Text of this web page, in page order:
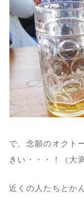
で、念願のオクト
きい・・・！（大
近くの人たちとか